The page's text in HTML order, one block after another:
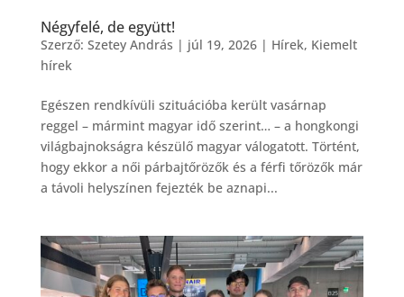
Négyfelé, de együtt!
Szerző: Szetey András | júl 19, 2026| Hírek, Kiemelt
hírek
Egészen rendkívüli szituációba került vasárnap
reggel – mármint magyar idő szerint… – a hongkongi
világbajnokságra készülő magyar válogatott. Történt,
hogy ekkor a női párbajtőrözők és a férfi tőrözők már
a távoli helyszínen fejezték be aznapi...